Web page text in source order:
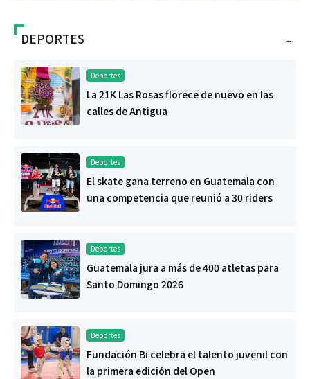
+
DEPORTES
Deportes
La 21K Las Rosas florece de nuevo en las
calles de Antigua
Deportes
El skate gana terreno en Guatemala con
una competencia que reunió a 30 riders
Deportes
Guatemala jura a más de 400 atletas para
Santo Domingo 2026
Deportes
Fundación Bi celebra el talento juvenil con
la primera edición del Open